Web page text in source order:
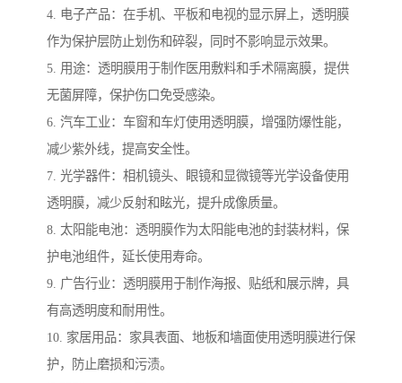
4. 电子产品：在手机、平板和电视的显示屏上，透明膜
作为保护层防止划伤和碎裂，同时不影响显示效果。
5. 用途：透明膜用于制作医用敷料和手术隔离膜，提供
无菌屏障，保护伤口免受感染。
6. 汽车工业：车窗和车灯使用透明膜，增强防爆性能，
减少紫外线，提高安全性。
7. 光学器件：相机镜头、眼镜和显微镜等光学设备使用
透明膜，减少反射和眩光，提升成像质量。
8. 太阳能电池：透明膜作为太阳能电池的封装材料，保
护电池组件，延长使用寿命。
9. 广告行业：透明膜用于制作海报、贴纸和展示牌，具
有高透明度和耐用性。
10. 家居用品：家具表面、地板和墙面使用透明膜进行保
护，防止磨损和污渍。